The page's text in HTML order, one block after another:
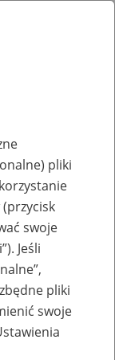
50+
pliki
swoje
Jeśli
pliki
swoje